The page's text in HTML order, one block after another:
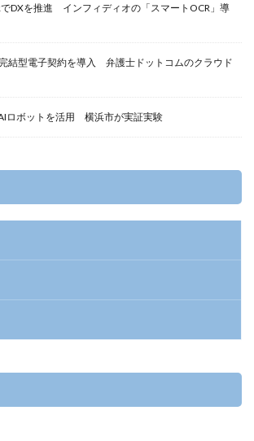
DXを推進 インフィディオの「スマートOCR」導
結型電子契約を導入 弁護士ドットコムのクラウド
ロボットを活用 横浜市が実証実験